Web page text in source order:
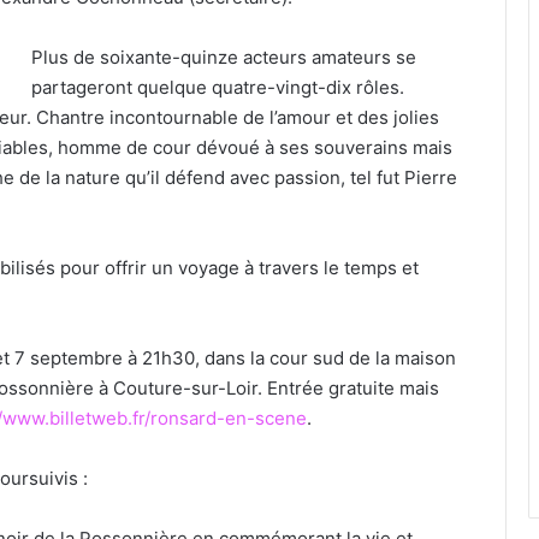
Plus de soixante-quinze acteurs amateurs se
partageront quelque quatre-vingt-dix rôles.
Chantre incontournable de l’amour et des jolies
homme de cour dévoué à ses souverains mais
de la nature qu’il défend avec passion, tel fut Pierre
pour offrir un voyage à travers le temps et
septembre à 21h30, dans la cour sud de la maison
à Couture-sur-Loir. Entrée gratuite mais
ronsard-en-scene.
: